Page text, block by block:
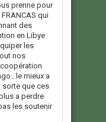
prenne pour
qui
des
en Libye
les
nos
mieux a
sorte que ces
a perdre
les soutenir